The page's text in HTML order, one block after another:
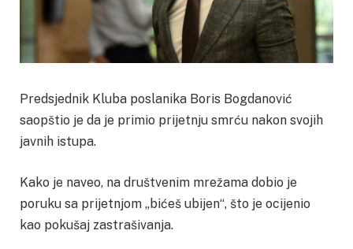
Predsjednik Kluba poslanika Boris Bogdanović
saopštio je da je primio prijetnju smrću nakon svojih
javnih istupa.
Kako je naveo, na društvenim mrežama dobio je
poruku sa prijetnjom „bićeš ubijen“, što je ocijenio
kao pokušaj zastrašivanja.